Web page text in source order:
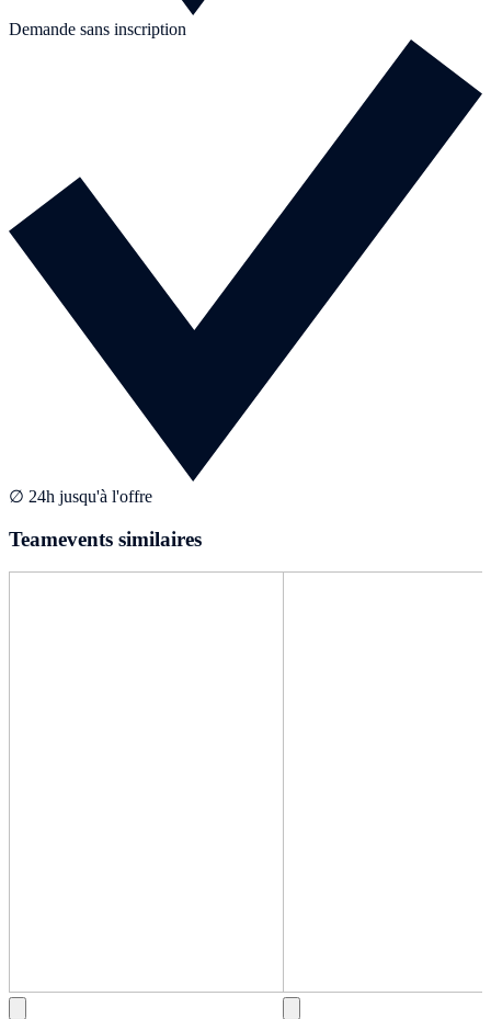
Demande sans inscription
∅ 24h jusqu'à l'offre
Teamevents similaires